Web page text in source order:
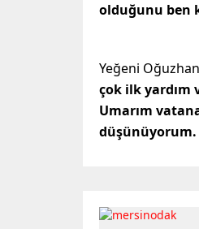
olduğunu ben
Yeğeni
çok ilk yardım
Umarım
düşünüyorum.